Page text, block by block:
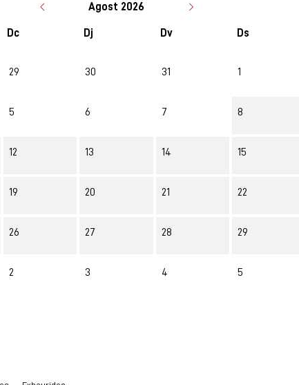
Agost 2026
Dc Dj Dv Ds
29 30 31 1
5 6 7 8
12 13 14 15
19 20 21 22
26 27 28 29
2 3 4 5